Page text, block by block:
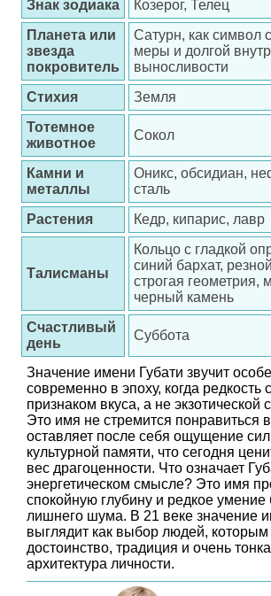
Знак зодиака
Козерог, Телец
Планета или
звезда
покровитель
Сатурн, как символ
меры и долгой
выносливости
Стихия
Земля
Тотемное
животное
Сокол
Камни и
металлы
Оникс, обсидиан,
сталь
Растения
Кедр, кипарис, лавр
Талисманы
Кольцо с гладкой
синий бархат,
строгая геометрия,
черный камень
Счастливый
день
Суббота
Значение имени Губати звучит
современно в эпоху, когда редкость
признаком вкуса, а не экзотической
Это имя не стремится понравиться
оставляет после себя ощущение
культурной памяти, что сегодня
вес драгоценности. Что означает
энергетическом смысле? Это имя
спокойную глубину и редкое умение
лишнего шума. В 21 веке значение
выглядит как выбор людей, которым
достоинство, традиция и очень
архитектура личности.